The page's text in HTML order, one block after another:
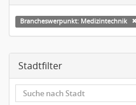
Brancheswerpunkt: Medizintechnik
Stadtfilter